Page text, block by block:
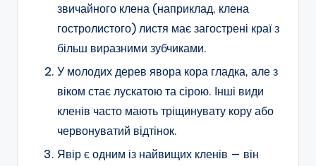
звичайного клена (наприклад, клена
гостролистого) листя має загострені краї з
більш виразними зубчиками.
У молодих дерев явора кора гладка, але з
віком стає лускатою та сірою. Інші види
кленів часто мають тріщинувату кору або
червонуватий відтінок.
Явір є одним із найвищих кленів — він